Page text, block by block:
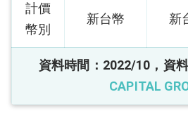
計價
幣別
新台幣 新
資料時間：2022/10，資料
CAPITAL